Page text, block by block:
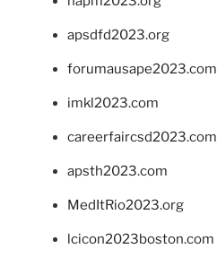
apsdfd2023.org
forumausape2023.com
imkl2023.com
careerfaircsd2023.com
apsth2023.com
MedItRio2023.org
lcicon2023boston.com